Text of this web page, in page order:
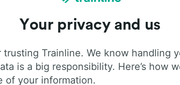
旅程详情
前往巴黎的旅程详情吗？我们为您收集整理
让您的旅程规划准备的更完善。
Your privacy and us
trusting Trainline. We know handling
is a big responsibility. Here’s how
of your information.